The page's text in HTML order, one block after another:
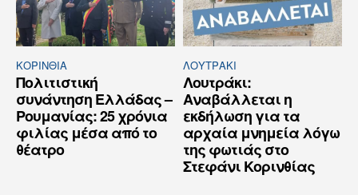
ΚΟΡΙΝΘΊΑ
Πολιτιστική
συνάντηση Ελλάδας –
Ρουμανίας: 25 χρόνια
φιλίας μέσα από το
θέατρο
ΛΟΥΤΡΆΚΙ
Λουτράκι:
Αναβάλλεται η
εκδήλωση για τα
αρχαία μνημεία λόγω
της φωτιάς στο
Στεφάνι Κορινθίας